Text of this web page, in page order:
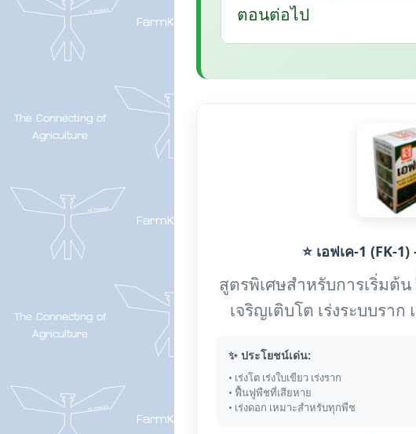
ตอนต่อไป
⭐ เอฟเค-1 (FK-
สูตรพิเศษสำหรับการเริ่มต้
เจริญเติบโต เร่งระบบรา
✨ ประโยชน์เด่น:
• เร่งโต เร่งใบเขียว เร่งราก
• ฟื้นฟูพืชที่เสียหาย
• เร่งดอก เหมาะสำหรับทุกพืช